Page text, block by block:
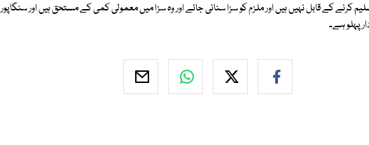
کرنے کے قابل نہیں ہیں اور ملزم کو سزا سنائی جائے اور وہ سزا میں معمولی کمی کے مستحق ہیں اور سنگاپور
پہلو ہے۔